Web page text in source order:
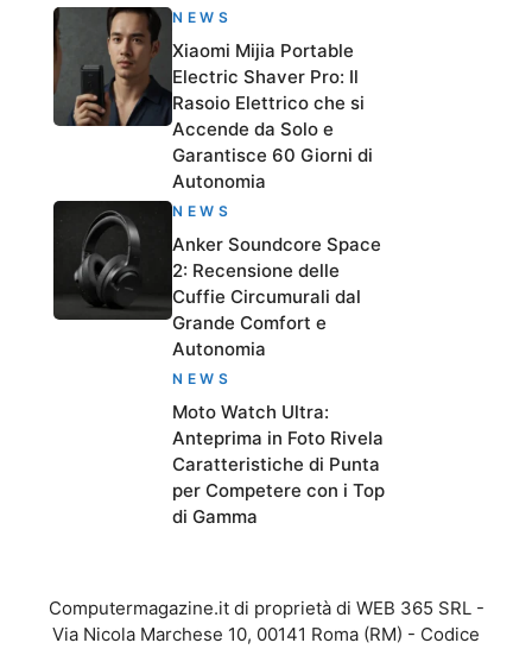
NEWS
Xiaomi Mijia Portable
Electric Shaver Pro: Il
Rasoio Elettrico che si
Accende da Solo e
Garantisce 60 Giorni di
Autonomia
NEWS
Anker Soundcore Space
2: Recensione delle
Cuffie Circumurali dal
Grande Comfort e
Autonomia
NEWS
Moto Watch Ultra:
Anteprima in Foto Rivela
Caratteristiche di Punta
per Competere con i Top
di Gamma
Computermagazine.it di proprietà di WEB 365 SRL -
Via Nicola Marchese 10, 00141 Roma (RM) - Codice